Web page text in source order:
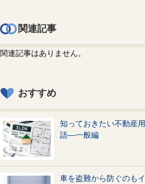
関連記事
関連記事はありません。
おすすめ
知っておきたい不動産用
語—一般編
車を盗難から防ぐのもイ